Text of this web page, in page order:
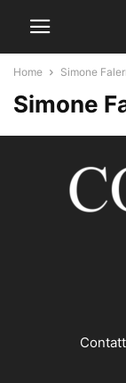
Home Simone
Simone